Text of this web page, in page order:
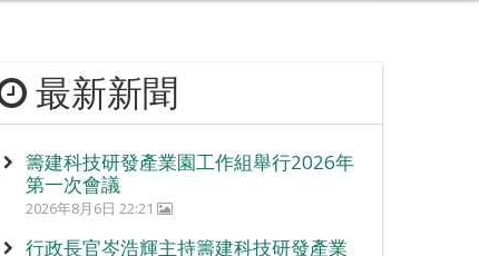
最新新聞
籌建科技研發產業園工作組舉行2026年
第一次會議
2026年8月6日 22:21
行政長官岑浩輝主持籌建科技研發產業